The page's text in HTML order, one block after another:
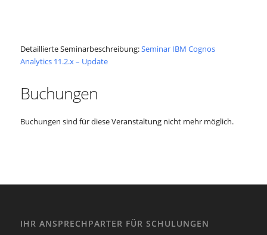
Detaillierte Seminarbeschreibung:Seminar IBM Cognos
Analytics 11.2.x – Update
Buchungen
Buchungen sind für diese Veranstaltung nicht mehr möglich.
IHR ANSPRECHPARTER FÜR SCHULUNGEN